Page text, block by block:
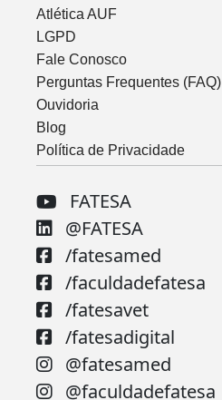
Atlética AUF
LGPD
Fale Conosco
Perguntas Frequentes (FAQ)
Ouvidoria
Blog
Política de Privacidade
FATESA
@FATESA
/fatesamed
/faculdadefatesa
/fatesavet
/fatesadigital
@fatesamed
@faculdadefatesa